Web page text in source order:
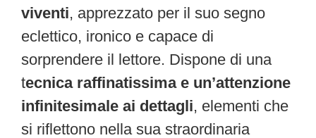
viventi, apprezzato per il suo segno
eclettico, ironico e capace di
sorprendere il lettore. Dispone di una
tecnica raffinatissima e un’attenzione
infinitesimale ai dettagli, elementi che
si riflettono nella sua straordinaria